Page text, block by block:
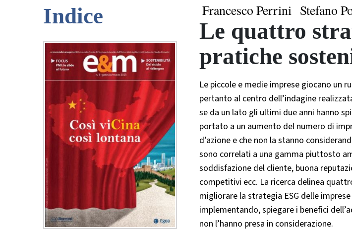
Indice
Francesco Perrini Stefano
Le quattro
pratiche
Le piccole e medie imprese giocano un
pertanto al centro dell’indagine
se da un lato gli ultimi due anni hanno
portato a un aumento del numero di
d’azione e che non la stanno
sono correlati a una gamma piuttosto
soddisfazione del cliente, buona
competitivi ecc. La ricerca delinea
migliorare la strategia ESG delle
implementando, spiegare i benefici
non l’hanno presa in considerazione.